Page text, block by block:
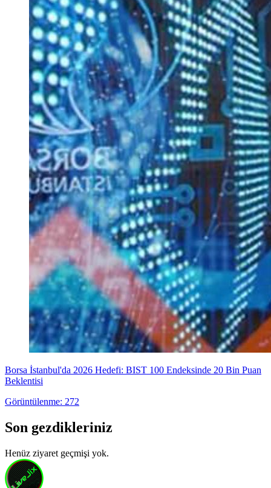
Borsa İstanbul'da 2026 Hedefi: BIST 100 Endeksinde 20 Bin Puan
Beklentisi
Görüntülenme: 272
Son gezdikleriniz
Henüz ziyaret geçmişi yok.